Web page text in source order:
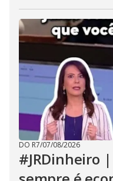
DO R7/07/08/2026
#JRDinheiro